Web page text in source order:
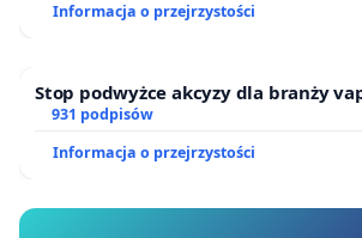
Informacja o przejrzystości
Stop podwyżce akcyzy dla branży
931 podpisów
Informacja o przejrzystości